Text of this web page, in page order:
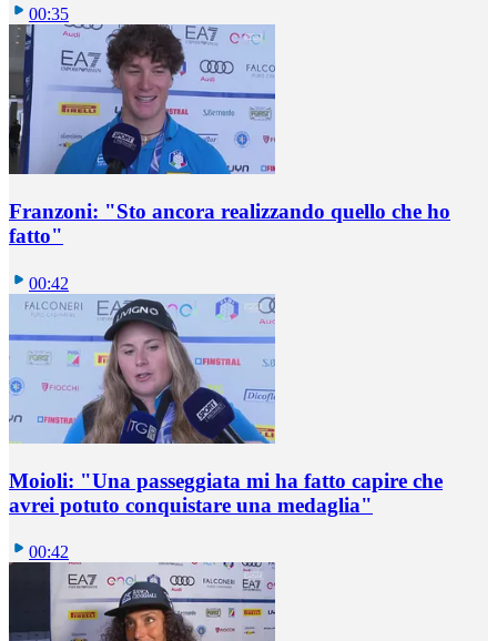
00:35
Franzoni: "Sto ancora realizzando quello che ho
fatto"
00:42
Moioli: "Una passeggiata mi ha fatto capire che
avrei potuto conquistare una medaglia"
00:42